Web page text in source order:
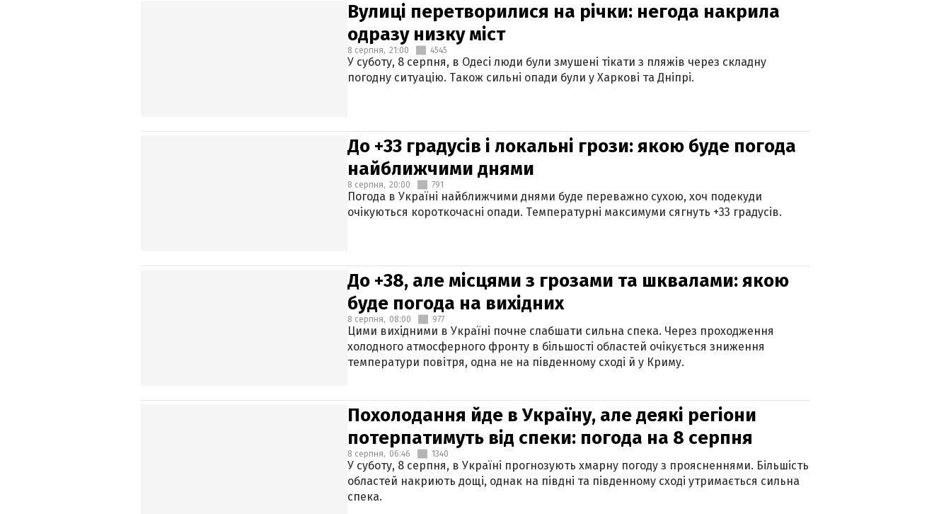
Вулиці перетворилися на річки: негода накрила
одразу низку міст
8 серпня, 21:00 4545
У суботу, 8 серпня, в Одесі люди були змушені тікати з пляжів через складну
погодну ситуацію. Також сильні опади були у Харкові та Дніпрі.
До +33 градусів і локальні грози: якою буде погода
найближчими днями
8 серпня, 20:00 791
Погода в Україні найближчими днями буде переважно сухою, хоч подекуди
очікуються короткочасні опади. Температурні максимуми сягнуть +33 градусів.
До +38, але місцями з грозами та шквалами: якою
буде погода на вихідних
8 серпня, 08:00 977
Цими вихідними в Україні почне слабшати сильна спека. Через проходження
холодного атмосферного фронту в більшості областей очікується зниження
температури повітря, одна не на південному сході й у Криму.
Похолодання йде в Україну, але деякі регіони
потерпатимуть від спеки: погода на 8 серпня
8 серпня, 06:46 1340
У суботу, 8 серпня, в Україні прогнозують хмарну погоду з проясненнями. Більшість
областей накриють дощі, однак на півдні та південному сході утримається сильна
спека.